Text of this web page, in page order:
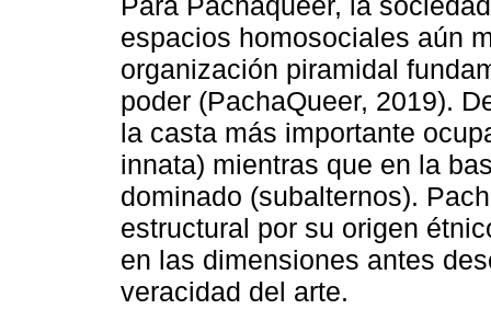
espacios homosociales aún
organización piramidal
poder (PachaQueer, 2019).
la casta más importante
innata) mientras que en la
dominado (subalternos).
estructural por su origen
en las dimensiones antes
veracidad del arte.